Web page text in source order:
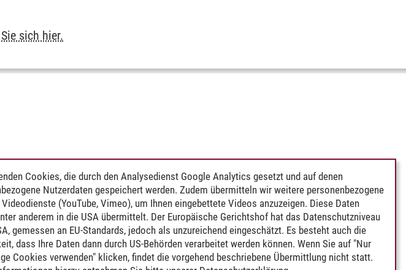
sich hier.
Cookies, die durch den Analysedienst Google Analytics gesetzt und auf denen
Nutzerdaten gespeichert werden. Zudem übermitteln wir weitere personenbezogene
Videodienste (YouTube, Vimeo), um Ihnen eingebettete Videos anzuzeigen. Diese Daten
anderem in die USA übermittelt. Der Europäische Gerichtshof hat das Datenschutzniveau
gemessen an EU-Standards, jedoch als unzureichend eingeschätzt. Es besteht auch die
dass Ihre Daten dann durch US-Behörden verarbeitet werden können. Wenn Sie auf "Nur
Cookies verwenden" klicken, findet die vorgehend beschriebene Übermittlung nicht statt.